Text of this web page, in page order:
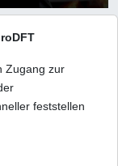
Zugang zur
feststellen